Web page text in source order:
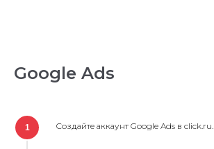
Google Ads
1 Создайте аккаунт Google Ads в click.ru.